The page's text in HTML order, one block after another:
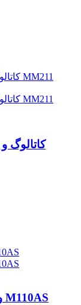
کاتالوگ
راهنمای فارسی دزدگیر ماجیکار M110 و M110AS